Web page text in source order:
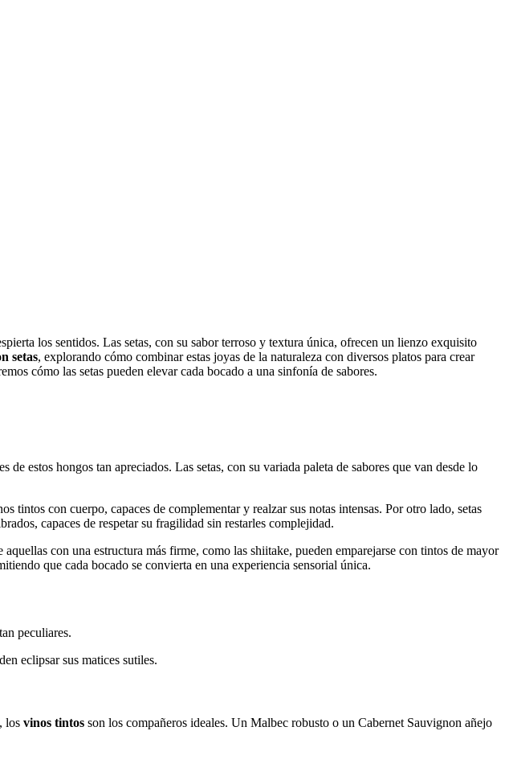
los sentidos. Las setas, con su sabor terroso y textura única, ofrecen un lienzo exquisito
setas, explorando cómo combinar estas joyas de la naturaleza con diversos platos para crear
cómo las setas pueden elevar cada bocado a una sinfonía de sabores.
de estos hongos tan apreciados. Las setas, con su variada paleta de sabores que van desde lo
tintos con cuerpo, capaces de complementar y realzar sus notas intensas. Por otro lado, setas
capaces de respetar su fragilidad sin restarles complejidad.
con una estructura más firme, como las shiitake, pueden emparejarse con tintos de mayor
que cada bocado se convierta en una experiencia sensorial única.
peculiares.
eclipsar sus matices sutiles.
los vinos tintos son los compañeros ideales. Un Malbec robusto o un Cabernet Sauvignon añejo